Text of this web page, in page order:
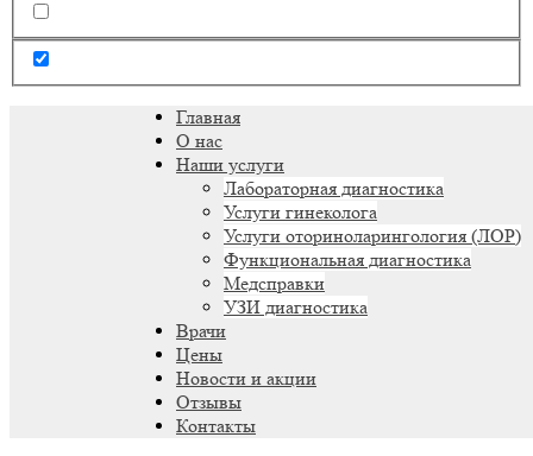
Главная
О нас
Наши услуги
Лабораторная диагностика
Услуги гинеколога
Услуги оториноларингология (ЛОР)
Функциональная диагностика
Медсправки
УЗИ диагностика
Врачи
Цены
Новости и акции
Отзывы
Контакты